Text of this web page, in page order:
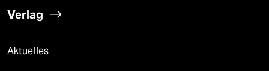
Verlag
Aktuelles